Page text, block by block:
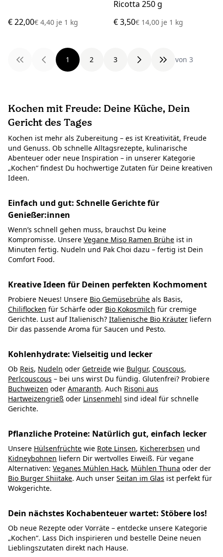
€ 22,00€ 4,40 je 1 kg
Ricotta 250 g
€ 3,50€ 14,00 je 1 kg
1 2 3 von 3
Kochen mit Freude: Deine Küche, Dein
Gericht des Tages
Kochen ist mehr als Zubereitung – es ist Kreativität, Freude
und Genuss. Ob schnelle Alltagsrezepte, kulinarische
Abenteuer oder neue Inspiration – in unserer Kategorie
„Kochen“ findest Du hochwertige Zutaten für Deine kreativen
Ideen.
Einfach und gut: Schnelle Gerichte für
Genießer:innen
Wenn’s schnell gehen muss, brauchst Du keine
Kompromisse. Unsere Vegane Miso Ramen Brühe ist in
Minuten fertig. Nudeln und Pak Choi dazu – fertig ist Dein
Comfort Food.
Kreative Ideen für Deinen perfekten Kochmoment
Probiere Neues! Unsere Bio Gemüsebrühe als Basis,
Chiliflocken für Schärfe oder Bio Kokosmilch für cremige
Gerichte. Lust auf Italienisch? Italienische Bio Kräuter liefern
Dir das passende Aroma für Saucen und Pesto.
Kohlenhydrate: Vielseitig und lecker
Ob Reis, Nudeln oder Getreide wie Bulgur, Couscous,
Perlcouscous – bei uns wirst Du fündig. Glutenfrei? Probiere
Buchweizen oder Amaranth. Auch Risoni aus
Hartweizengrieß oder Linsenmehl sind ideal für schnelle
Gerichte.
Pflanzliche Proteine: Natürlich gut, einfach lecker
Unsere Hülsenfrüchte wie Rote Linsen, Kichererbsen und
Kidneybohnen liefern Dir wertvolles Eiweiß. Für vegane
Alternativen: Veganes Mühlen Hack, Mühlen Thuna oder der
Bio Burger Shiitake. Auch unser Seitan im Glas ist perfekt für
Wokgerichte.
Dein nächstes Kochabenteuer wartet: Stöbere los!
Ob neue Rezepte oder Vorräte – entdecke unsere Kategorie
„Kochen“. Lass Dich inspirieren und bestelle Deine neuen
Lieblingszutaten direkt nach Hause.